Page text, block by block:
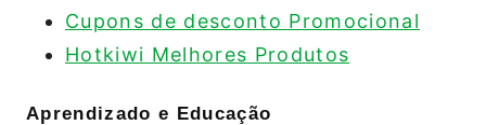
Cupons de desconto Promocional
Hotkiwi Melhores Produtos
Aprendizado e Educação